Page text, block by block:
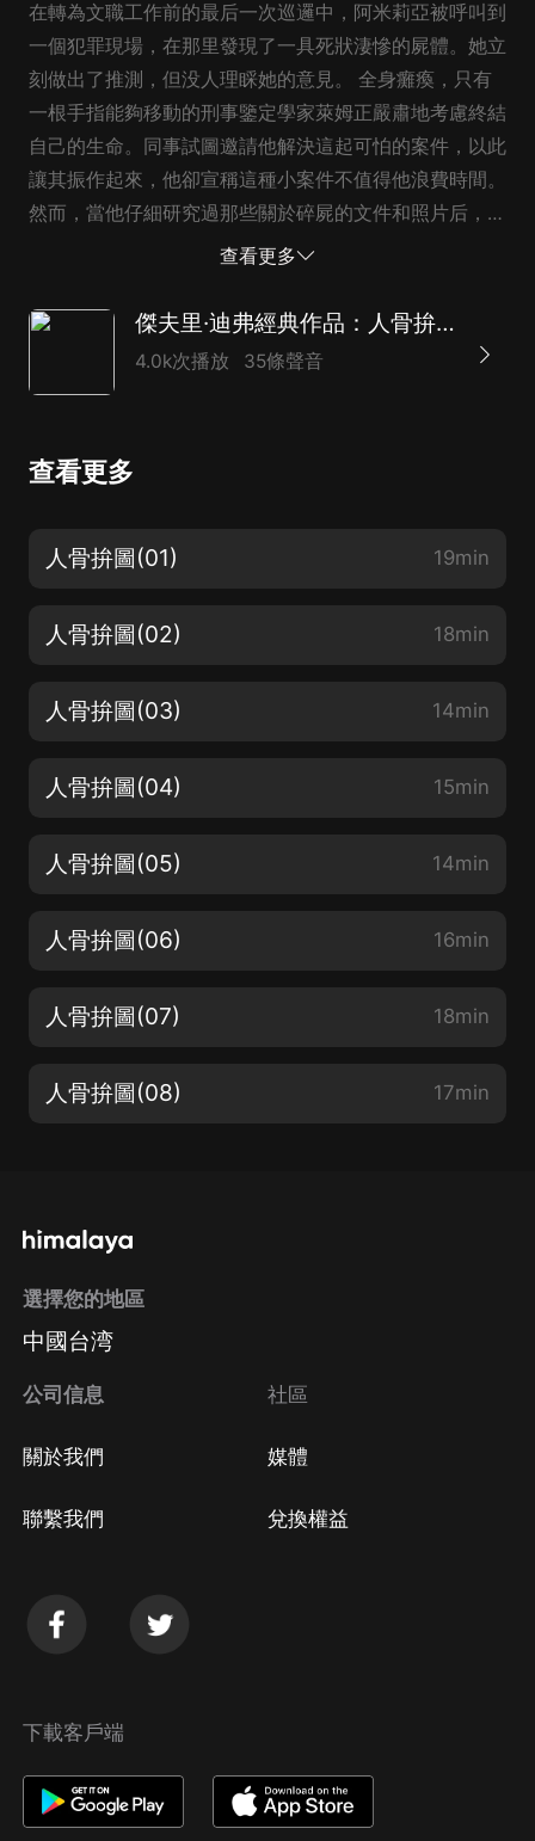
在轉為文職工作前的最后一次巡邏中，阿米莉亞被呼叫到
一個犯罪現場，在那里發現了一具死狀淒慘的屍體。她立
刻做出了推測，但没人理睬她的意見。 全身癱瘓，只有
一根手指能夠移動的刑事鑒定學家萊姆正嚴肅地考慮終結
自己的生命。同事試圖邀請他解決這起可怕的案件，以此
讓其振作起來，他卻宣稱這種小案件不值得他浪費時間。
然而，當他仔細研究過那些關於碎屍的文件和照片后，卻
對這件案子有了興趣。凶手連續拋出線索，似乎想引誘他
中，他們漸漸意識到其中另有隱情…… 本書為新星出版社
懸疑推理圖書大系“午夜文庫”作品之一，偵探文學寶庫中
查看更多
傑夫里·迪弗經典作品：人骨拚圖
4.0k次播放 35條聲音
查看更多
人骨拚圖(01) 19min
人骨拚圖(02) 18min
人骨拚圖(03) 14min
人骨拚圖(04) 15min
人骨拚圖(05) 14min
人骨拚圖(06) 16min
人骨拚圖(07) 18min
人骨拚圖(08) 17min
選擇您的地區
中國台湾
公司信息
關於我們
聯繫我們
社區
媒體
兌換權益
下載客戶端